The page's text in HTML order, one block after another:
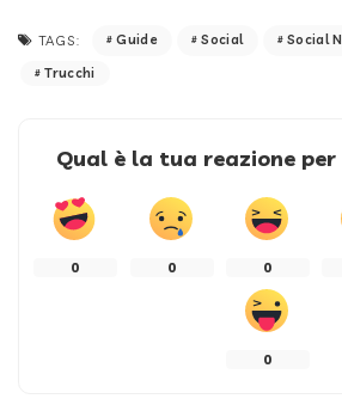
TAGS: Guide Social Social
Trucchi
Qual è la tua reazione
0 0 0
0